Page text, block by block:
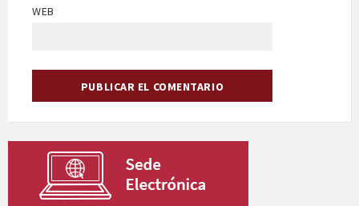
WEB